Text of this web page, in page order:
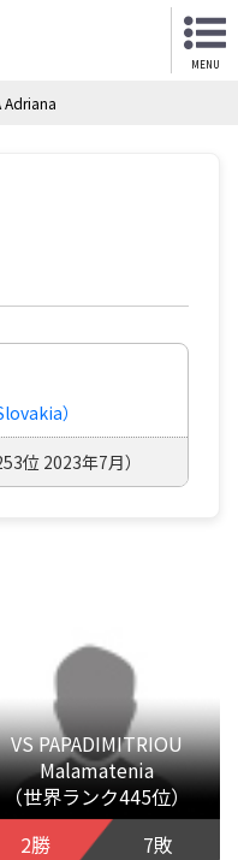
MENU
Adriana
）
位 2023年7月）
VS PAPADIMITRIOU
Malamatenia
（世界ランク445位）
2勝
7敗